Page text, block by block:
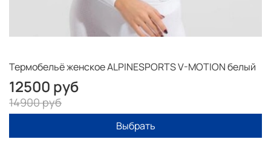
Термобельё женское ALPINESPORTS V-MOTION белый
12500 руб
14900 руб
Выбрать